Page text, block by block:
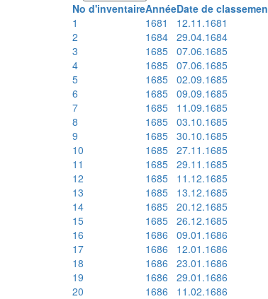
No d'inventaireAnnéeDate de
1
1681 12.11.1681
2
1684 29.04.1684
3
1685 07.06.1685
4
1685 07.06.1685
5
1685 02.09.1685
6
1685 09.09.1685
7
1685 11.09.1685
8
1685 03.10.1685
9
1685 30.10.1685
10
1685 27.11.1685
11
1685 29.11.1685
12
1685 11.12.1685
13
1685 13.12.1685
14
1685 20.12.1685
15
1685 26.12.1685
16
1686 09.01.1686
17
1686 12.01.1686
18
1686 23.01.1686
19
1686 29.01.1686
20
1686 11.02.1686